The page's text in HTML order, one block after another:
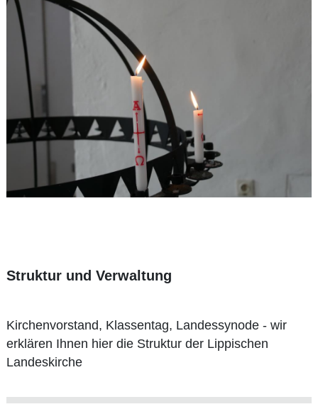
Struktur und Verwaltung
Kirchenvorstand, Klassentag, Landessynode - wir
erklären Ihnen hier die Struktur der Lippischen
Landeskirche